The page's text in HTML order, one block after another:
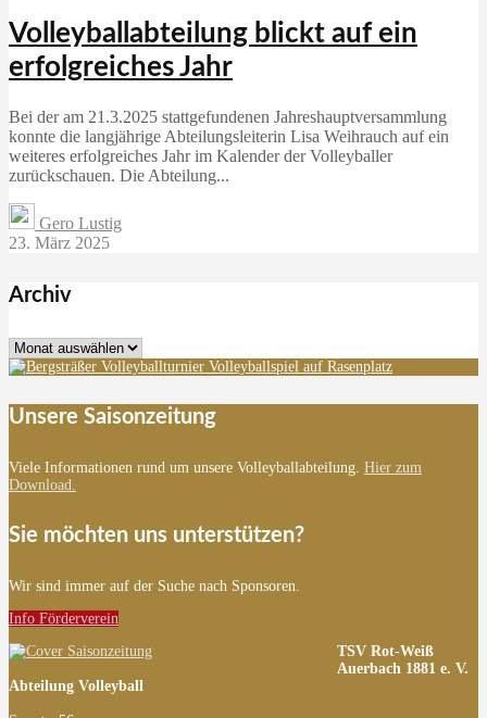
Volleyballabteilung blickt auf ein
erfolgreiches Jahr
Bei der am 21.3.2025 stattgefundenen Jahreshauptversammlung
konnte die langjährige Abteilungsleiterin Lisa Weihrauch auf ein
weiteres erfolgreiches Jahr im Kalender der Volleyballer
zurückschauen. Die Abteilung...
Gero Lustig
23. März 2025
Archiv
Archiv
Unsere Saisonzeitung
Viele Informationen rund um unsere Volleyballabteilung. Hier zum
Download.
Sie möchten uns unterstützen?
Wir sind immer auf der Suche nach Sponsoren.
Info Förderverein
TSV Rot-Weiß
Auerbach 1881 e. V.
Abteilung Volleyball